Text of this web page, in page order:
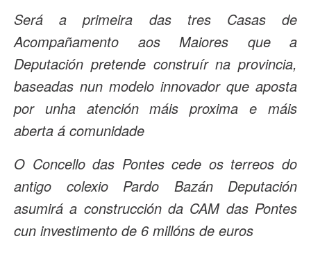
Será a primeira das tres Casas de
Acompañamento aos Maiores que a
Deputación pretende construír na provincia,
baseadas nun modelo innovador que aposta
por unha atención máis proxima e máis
aberta á comunidade
O Concello das Pontes cede os terreos do
antigo colexio Pardo Bazán Deputación
asumirá a construcción da CAM das Pontes
cun investimento de 6 millóns de euros